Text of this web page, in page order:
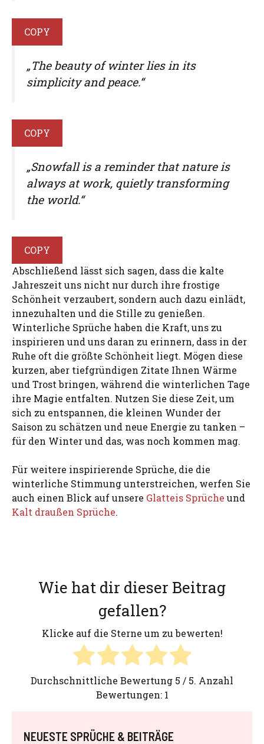
COPY
„The beauty of winter lies in its
simplicity and peace.“
COPY
„Snowfall is a reminder that nature is
always at work, quietly transforming
the world.“
COPY
Abschließend lässt sich sagen, dass die kalte
Jahreszeit uns nicht nur durch ihre frostige
Schönheit verzaubert, sondern auch dazu einlädt,
innezuhalten und die Stille zu genießen.
Winterliche Sprüche haben die Kraft, uns zu
inspirieren und uns daran zu erinnern, dass in der
Ruhe oft die größte Schönheit liegt. Mögen diese
kurzen, aber tiefgründigen Zitate Ihnen Wärme
und Trost bringen, während die winterlichen Tage
ihre Magie entfalten. Nutzen Sie diese Zeit, um
sich zu entspannen, die kleinen Wunder der
Saison zu schätzen und neue Energie zu tanken –
für den Winter und das, was noch kommen mag.
Für weitere inspirierende Sprüche, die die
winterliche Stimmung unterstreichen, werfen Sie
auch einen Blick auf unsere Glatteis Sprüche und
Kalt draußen Sprüche.
Wie hat dir dieser Beitrag
gefallen?
Klicke auf die Sterne um zu bewerten!
Durchschnittliche Bewertung 5 / 5. Anzahl
Bewertungen: 1
NEUESTE SPRÜCHE & BEITRÄGE